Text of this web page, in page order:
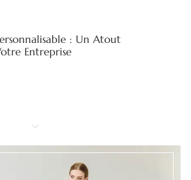
: Un Atout
Entreprise